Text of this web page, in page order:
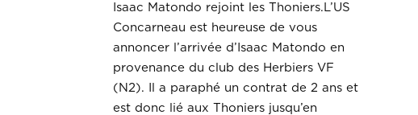
Isaac Matondo rejoint les Thoniers.L’US
Concarneau est heureuse de vous
annoncer l’arrivée d’Isaac Matondo en
provenance du club des Herbiers VF
(N2). Il a paraphé un contrat de 2 ans et
est donc lié aux Thoniers jusqu’en